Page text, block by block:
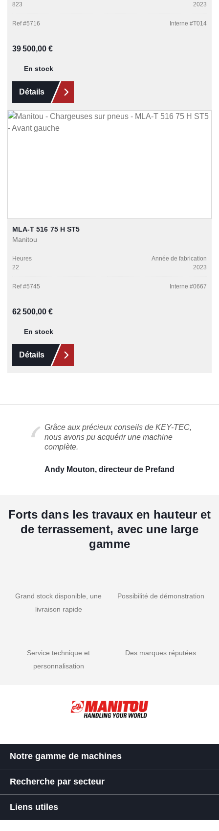
823
2023
Ref #5716 Interne #T014
Prix régulier :
39 500,00 €
En stock
Détails
MLA-T 516 75 H ST5
Manitou
Heures
22
Année de fabrication
2023
Ref #5745 Interne #0667
Prix régulier :
62 500,00 €
En stock
Détails
Grâce aux précieux conseils de KEY-TEC,
nous avons pu acquérir une machine
complète.
Andy Mouton, directeur de Prefand
Forts dans les travaux en hauteur et
de terrassement, avec une large
gamme
Grand stock disponible, une
livraison rapide
Possibilité de démonstration
Service technique et
personnalisation
Des marques réputées
Notre gamme de machines
Recherche par secteur
Liens utiles